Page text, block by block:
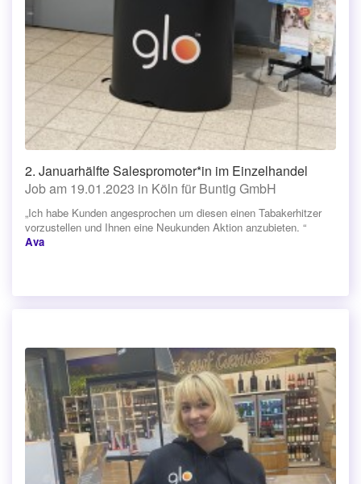
2. Januarhälfte Salespromoter*in im Einzelhandel
Job am 19.01.2023 in Köln für Buntig GmbH
„Ich habe Kunden angesprochen um diesen einen Tabakerhitzer
vorzustellen und Ihnen eine Neukunden Aktion anzubieten. “
Ava